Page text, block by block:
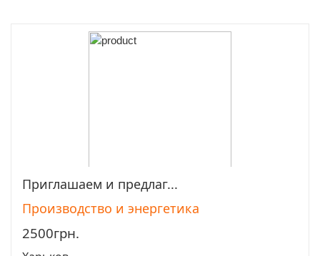
Просмотреть
Приглашаем и предлаг...
Производство и энергетика
2500грн.